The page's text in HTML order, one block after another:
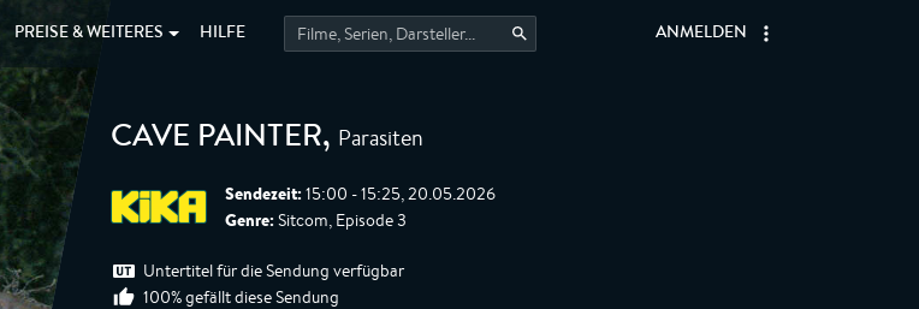
PREISE & WEITERES HILFE ANMELDEN
CAVE PAINTER, Parasiten
Sendezeit: 15:00 - 15:25, 20.05.2026
Genre: Sitcom, Episode 3
Untertitel für die Sendung verfügbar
100% gefällt diese Sendung